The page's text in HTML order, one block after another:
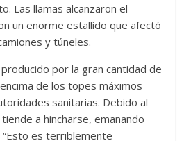
Las llamas alcanzaron el
un enorme estallido que afectó
y túneles.
por la gran cantidad de
de los topes máximos
sanitarias. Debido al
a hincharse, emanando
es terriblemente